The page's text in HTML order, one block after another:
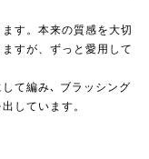
す。本来の質感を大切
すが、ずっと愛用して
て編み､ ブラッシング
しています。